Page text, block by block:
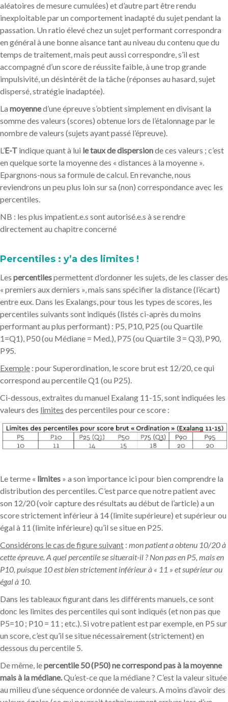
aléatoires de mesure cumulées) et d’autre part être rendu
inexploitable par un comportement inadapté du sujet pendant la
passation. Un ratio élevé chez un sujet performant correspondra
en général à une bonne aisance tant au niveau du contenu que du
temps de traitement, mais peut aussi correspondre, s’il est
accompagné d’un score de réussite faible, à une trop grande
impulsivité, un désintérêt de la tâche (réponses au hasard, sujet
dispersé, stratégie inadaptée).
La moyenned’une épreuve s’obtient simplement en divisant la
somme des valeurs (scores) obtenue lors de l’étalonnage par le
nombre de valeurs (sujets ayant passé l’épreuve).
L’E-T indique quant à lui le taux de dispersionde ces valeurs ; c’est
en quelque sorte la moyenne des « distances à la moyenne ».
Epargnons-nous sa formule de calcul. En revanche, nous
reviendrons un peu plus loin sur sa (non) correspondance avec les
percentiles.
NB : les plus impatient.e.s sont autorisé.e.s à se rendre
directement au chapitre concerné
Percentiles : y’a des limites !
Les percentilespermettent d’ordonner les sujets, de les classer des
« premiers aux derniers », mais sans spécifier la distance (l’écart)
entre eux. Dans les Exalangs, pour tous les types de scores, les
percentiles suivants sont indiqués (listés ci-après du moins
performant au plus performant) : P5, P10, P25 (ou Quartile
1=Q1), P50 (ou Médiane = Med.), P75 (ou Quartile 3 = Q3), P90,
P95.
Exemple : pour Superordination, le score brut est 12/20, ce qui
correspond au percentile Q1 (ou P25).
Ci-dessous, extraites du manuel Exalang 11-15, sont indiquées les
valeurs des limites des percentiles pour ce score :
Le terme « limites » a son importance ici pour bien comprendre la
distribution des percentiles. C’est parce que notre patient avec
son 12/20 (voir capture des résultats au début de l’article) a un
score strictement inférieur à 14 (limite supérieure) et supérieur ou
égal à 11 (limite inférieure) qu’il se situe en P25.
Considérons le cas de figure suivant : mon patient a obtenu 10/20 à
cette épreuve. A quel percentile se situerait-il ? Non pas en P5, mais en
P10, puisque 10 est bien strictement inférieur à « 11 » et supérieur ou
égal à 10.
Dans les tableaux figurant dans les différents manuels, ce sont
donc les limites des percentiles qui sont indiqués (et non pas que
P5=10 ; P10 = 11 ; etc.). Si votre patient est par exemple, en P5 sur
un score, c’est qu’il se situe nécessairement (strictement) en
dessous du percentile 5.
De même, lepercentile 50 (P50) ne correspond pas à la moyenne
mais à la médiane.Qu’est-ce que la médiane ? C’est la valeur située
au milieu d’une séquence ordonnée de valeurs. A moins d’avoir des